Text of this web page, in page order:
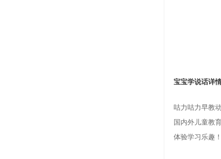
宝宝学说话详
咕力咕力早教
国内外儿童教
体验学习乐趣！